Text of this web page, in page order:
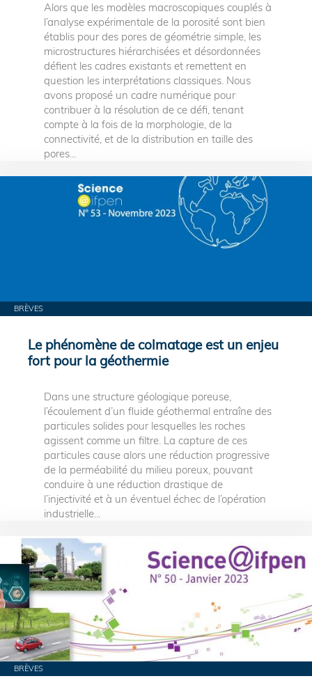
Alors que les modèles macroscopiques couplés à
l’analyse expérimentale de la porosité sont bien
établis pour des pores de géométrie simple, les
microstructures hiérarchisées et désordonnées
défient les cadres existants et remettent en
question les interprétations classiques. Nous
avons proposé un cadre numérique pour
contribuer à la résolution de ce défi, tenant
compte à la fois de la morphologie, de la
connectivité, et de la distribution en taille des
pores...
BRÈVES
Le phénomène de colmatage est un enjeu
fort pour la géothermie
Dans une structure géologique poreuse,
l’écoulement d’un fluide géothermal entraîne des
particules solides pour lesquelles les roches
agissent comme un filtre. La capture de ces
particules cause alors une réduction progressive
de la perméabilité du milieu poreux, pouvant
conduire à une réduction drastique de
l’injectivité et à un éventuel échec de l’opération
industrielle...
BRÈVES